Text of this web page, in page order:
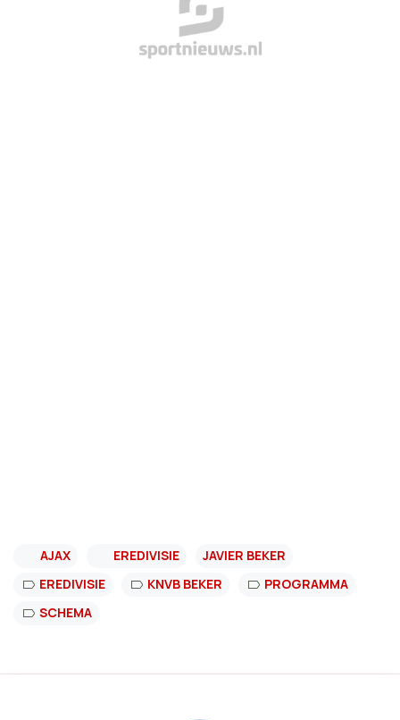
AJAX EREDIVISIE
JAVIER BEKER
EREDIVISIE
KNVB BEKER
PROGRAMMA
SCHEMA